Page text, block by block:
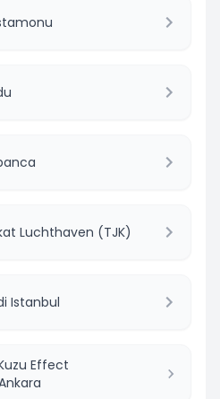
Luchthaven (TJK)
Istanbul
Effect